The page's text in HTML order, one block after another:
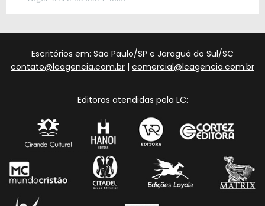
Escritórios em: São Paulo/SP e Jaraguá do Sul/SC
contato@lcagencia.com.br | comercial@lcagencia.com.br
Editoras atendidas pela LC: